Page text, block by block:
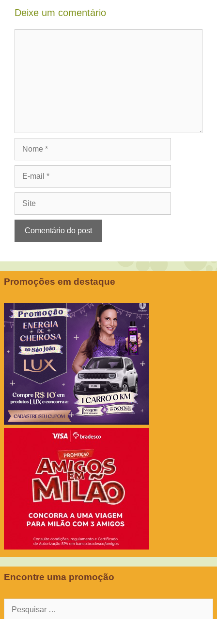
Deixe um comentário
Promoções em destaque
Encontre uma promoção
Pesquisar